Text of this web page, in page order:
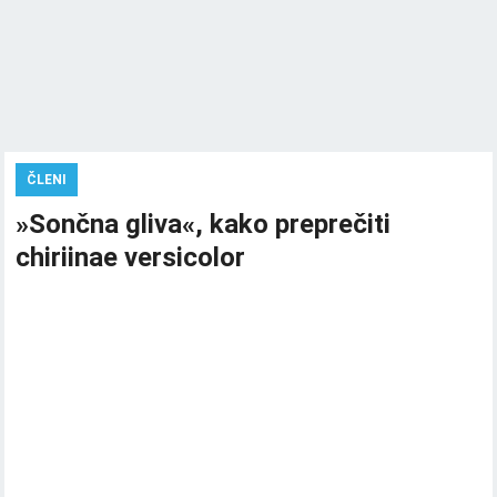
ČLENI
»Sončna gliva«, kako preprečiti
chiriinae versicolor